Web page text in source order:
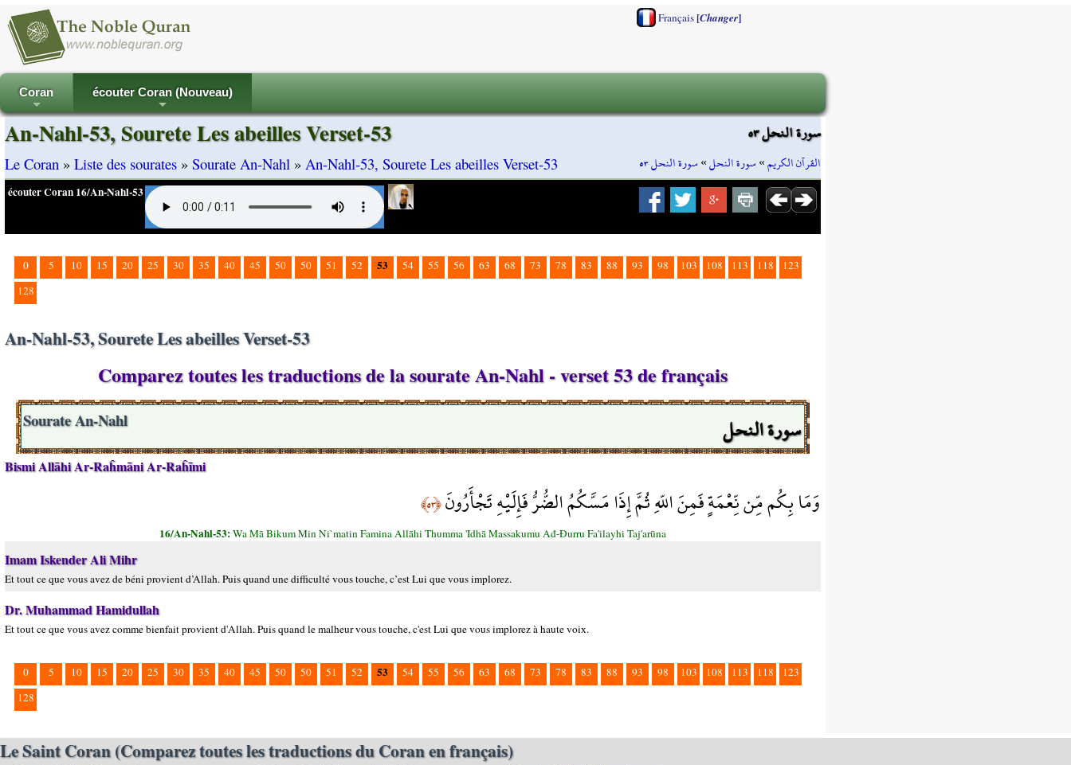
Français[Changer]
+
Coran
+
écouter Coran (Nouveau)
سورة النحل ٥٣
القرآن الكريم»سورة النحل»سورة النحل ٥٣
An-Nahl-53, Sourete Les abeilles Verset-53
Le Coran » Liste des sourates » Sourate An-Nahl » An-Nahl-53, Sourete Les abeilles Verset-53
écouter Coran 16/An-Nahl-53
0 5 10 15 20 25 30 35 40 45 50 50 51 52 53 54 55 56 63 68 73 78 83 88 93 98 103 108 113 118
123
128
An-Nahl-53, Sourete Les abeilles Verset-53
Comparez toutes les traductions de la sourate An-Nahl - verset 53 de français
سورة النحل Sourate An-Nahl
Bismi Allāhi Ar-Raĥmāni Ar-Raĥīmi
وَمَا بِكُم مِّن نِّعْمَةٍ فَمِنَ اللّهِ ثُمَّ إِذَا مَسَّكُمُ الضُّرُّ فَإِلَيْهِ تَجْأَرُونَ﴿٥٣﴾
16/An-Nahl-53:Wa Mā Bikum Min Ni`matin Famina Allāhi Thumma 'Idhā Massakumu Ađ-Đurru Fa'ilayhi Taj'arūna
Imam Iskender Ali Mihr
Et tout ce que vous avez de béni provient d’Allah. Puis quand une difficulté vous touche, c’est Lui que vous implorez.
Dr. Muhammad Hamidullah
Et tout ce que vous avez comme bienfait provient d'Allah. Puis quand le malheur vous touche, c'est Lui que vous implorez à haute voix.
0 5 10 15 20 25 30 35 40 45 50 50 51 52 53 54 55 56 63 68 73 78 83 88 93 98 103 108 113 118
123
128
Le Saint Coran (Comparez toutes les traductions du Coran en français)